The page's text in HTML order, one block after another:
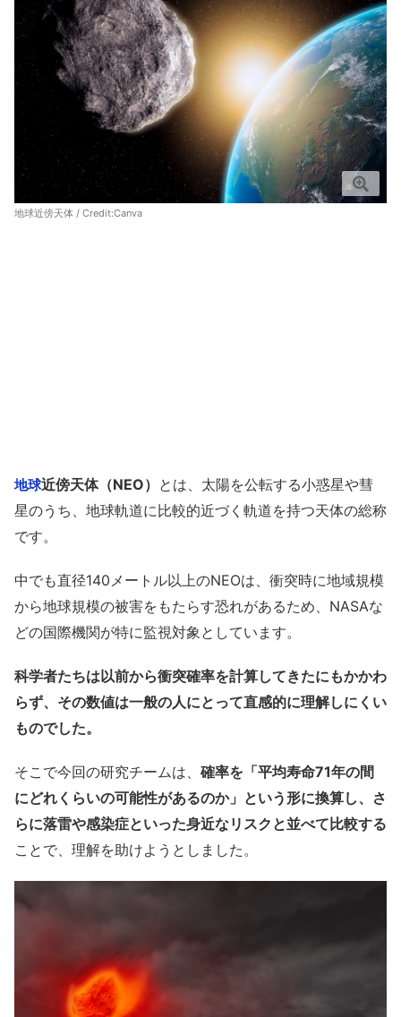
地球近傍天体 / Credit:Canva
地球近傍天体（NEO） とは、太陽を公転する小惑星や彗
星のうち、地球軌道に比較的近づく軌道を持つ天体の総称
です。
中でも直径140メートル以上のNEOは、衝突時に地域規模
から地球規模の被害をもたらす恐れがあるため、NASAな
どの国際機関が特に監視対象としています。
科学者たちは以前から衝突確率を計算してきたにもかかわ
らず、その数値は一般の人にとって直感的に理解しにくい
ものでした。
そこで今回の研究チームは、 確率を「平均寿命71年の間
にどれくらいの可能性があるのか」という形に換算し、さ
らに落雷や感染症といった身近なリスクと並べて比較する
ことで、理解を助けようとしました。